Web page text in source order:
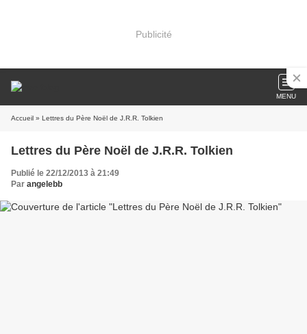
Publicité
MENU
Accueil » Lettres du Père Noël de J.R.R. Tolkien
Lettres du Père Noël de J.R.R. Tolkien
Publié le 22/12/2013 à 21:49
Par angelebb